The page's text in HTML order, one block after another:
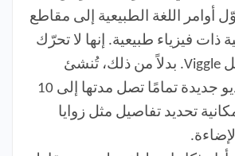
اللغة الطبيعية إلى مقاطع
ذات فيزياء طبيعية. إنها لا تحرّك
العناصر مثل Viggle. بدلاً من ذلك، تُنشئ
مقاطع فيديو جديدة تمامًا تصل مدتها إلى 10
تحديد تفاصيل مثل زوايا